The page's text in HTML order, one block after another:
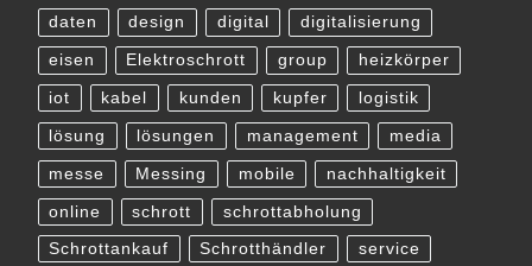
daten design digital digitalisierung
eisen Elektroschrott group heizkörper
iot kabel kunden kupfer logistik
lösung lösungen management media
messe Messing mobile nachhaltigkeit
online schrott schrottabholung
Schrottankauf Schrotthändler service